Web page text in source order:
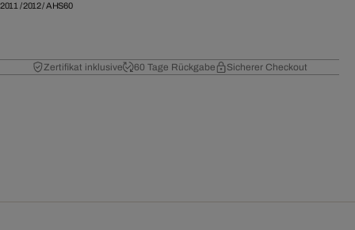
2011 /2012/AHS60
Zertifikat inklusive 60 Tage Rückgabe Sicherer Checkout